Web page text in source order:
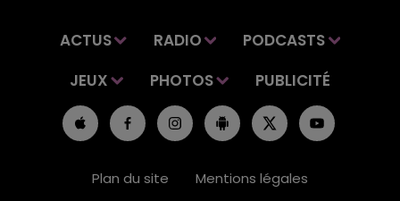
ACTUS RADIO
PODCASTS
JEUX
PHOTOS PUBLICITÉ
Plan du site Mentions légales